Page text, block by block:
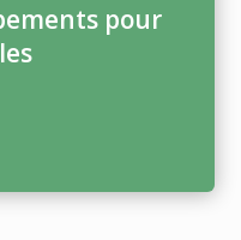
pour